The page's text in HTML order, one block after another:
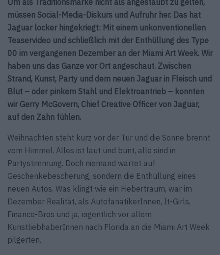
Um als Traditionsmarke nicht als angestaubt zu gelten,
müssen Social-Media-Diskurs und Aufruhr her. Das hat
Jaguar locker hingekriegt: Mit einem unkonventionellen
Teaservideo und schließlich mit der Enthüllung des Type
00 im vergangenen Dezember an der Miami Art Week. Wir
haben uns das Ganze vor Ort angeschaut. Zwischen
Strand, Kunst, Party und dem neuen Jaguar in Fleisch und
Blut – oder pinkem Stahl und Elektroantrieb – konnten
wir Gerry McGovern, Chief Creative Officer von Jaguar,
auf den Zahn fühlen.
Weihnachten steht kurz vor der Tür und die Sonne brennt
vom Himmel. Alles ist laut und bunt, alle sind in
Partystimmung. Doch niemand wartet auf
Geschenkebescherung, sondern die Enthüllung eines
neuen Autos. Was klingt wie ein Fiebertraum, war im
Dezember Realität, als AutofanatikerInnen, It-Girls,
Finance-Bros und ja, eigentlich vor allem
KunstliebhaberInnen nach Florida an die Miami Art Week
pilgerten.